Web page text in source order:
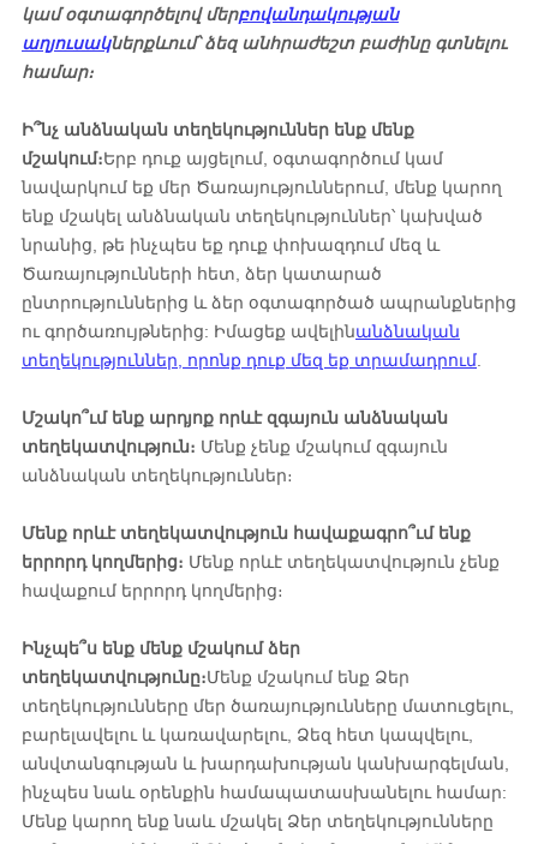
կամ օգտագործելով մերբովանդակության
աղյուսակներքևում՝ ձեզ անհրաժեշտ բաժինը գտնելու
համար։
Ի՞նչ անձնական տեղեկություններ ենք մենք
մշակում։Երբ դուք այցելում, օգտագործում կամ
նավարկում եք մեր Ծառայություններում, մենք կարող
ենք մշակել անձնական տեղեկություններ՝ կախված
նրանից, թե ինչպես եք դուք փոխազդում մեզ և
Ծառայությունների հետ, ձեր կատարած
ընտրություններից և ձեր օգտագործած ապրանքներից
ու գործառույթներից: Իմացեք ավելինանձնական
տեղեկություններ, որոնք դուք մեզ եք տրամադրում
Մշակո՞ւմ ենք արդյոք որևէ զգայուն անձնական
տեղեկատվություն։ Մենք չենք մշակում զգայուն
անձնական տեղեկություններ։
Մենք որևէ տեղեկատվություն հավաքագրո՞ւմ ենք
երրորդ կողմերից։ Մենք որևէ տեղեկատվություն չենք
հավաքում երրորդ կողմերից։
Ինչպե՞ս ենք մենք մշակում ձեր
տեղեկատվությունը։Մենք մշակում ենք Ձեր
տեղեկությունները մեր ծառայությունները մատուցելու,
բարելավելու և կառավարելու, Ձեզ հետ կապվելու,
անվտանգության և խարդախության կանխարգելման,
ինչպես նաև օրենքին համապատասխանելու համար:
Մենք կարող ենք նաև մշակել Ձեր տեղեկությունները